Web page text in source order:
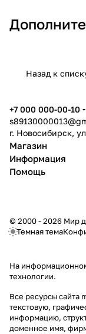
Назад к
+7 000 000-00-10
г. Новосибирск,
Магазин
Информация
Помощь
© 2000 - 2026 Мир
Темная тема
На
технологии.
Все ресурсы сайта
текстовую,
информацию,
доменное имя,